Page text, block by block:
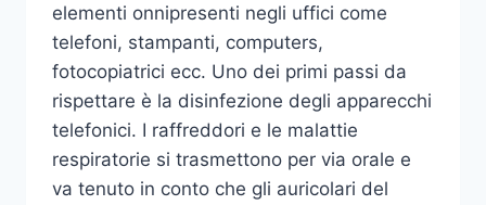
elementi onnipresenti negli uffici come
telefoni, stampanti, computers,
fotocopiatrici ecc. Uno dei primi passi da
rispettare è la disinfezione degli apparecchi
telefonici. I raffreddori e le malattie
respiratorie si trasmettono per via orale e
va tenuto in conto che gli auricolari del